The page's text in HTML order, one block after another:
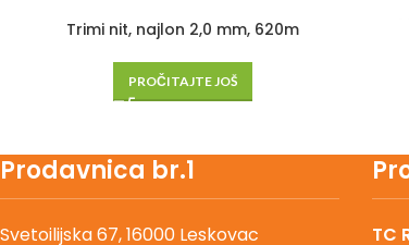
Trimi nit, najlon 2,0 mm, 620m
PROČITAJTE JOŠ
Prodavnica br.1
Svetoilijska 67, 16000 Leskovac TC